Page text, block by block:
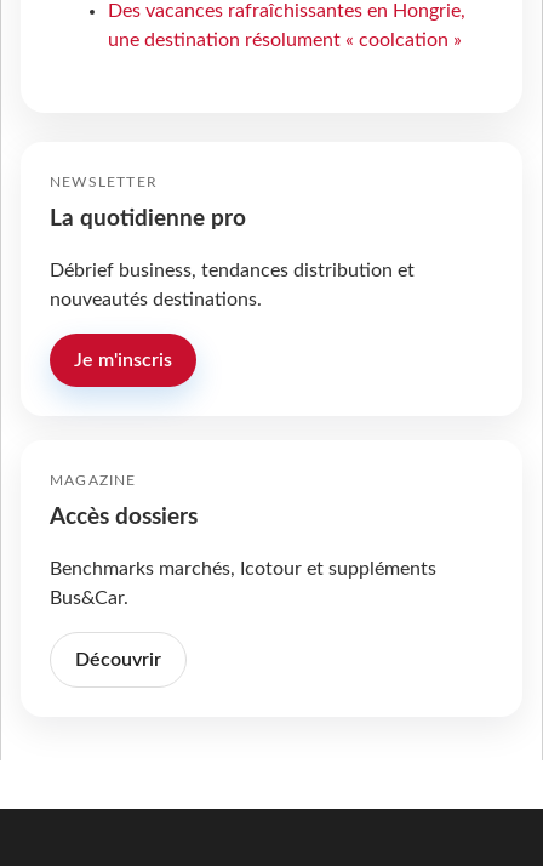
Des vacances rafraîchissantes en Hongrie,
une destination résolument « coolcation »
NEWSLETTER
La quotidienne pro
Débrief business, tendances distribution et
nouveautés destinations.
Je m'inscris
MAGAZINE
Accès dossiers
Benchmarks marchés, Icotour et suppléments
Bus&Car.
Découvrir